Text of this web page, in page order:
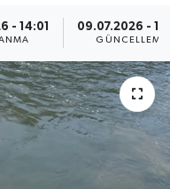
- 14:01 09.07.2026 -
GÜNCELLEME